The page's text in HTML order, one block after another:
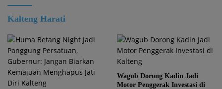
Kalteng Harati
Wagub Dorong Kadin Jadi
Motor Penggerak Investasi di